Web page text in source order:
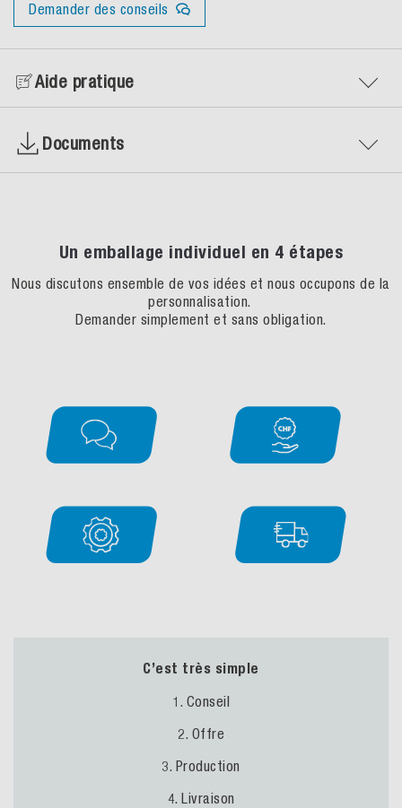
Demander des conseils
Aide pratique
Documents
Un emballage individuel en 4 étapes
Nous discutons ensemble de vos idées et nous occupons de la
personnalisation.
Demander simplement et sans obligation.
C’est très simple
1. Conseil
2. Offre
3. Production
4. Livraison